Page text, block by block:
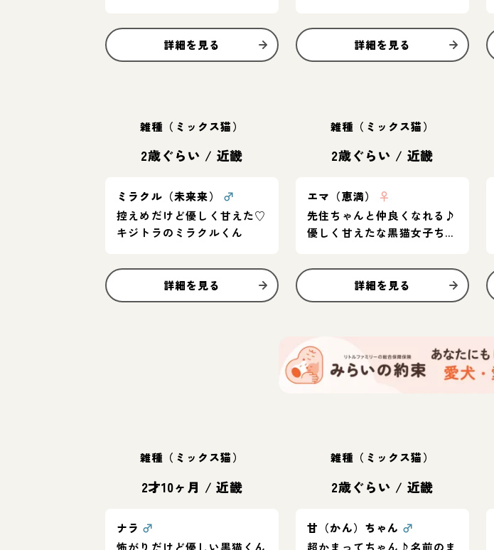
詳細を見る 詳細を見る
雑種（ミックス猫）
2歳ぐらい / 近畿
ミラクル（未来来）
♂
控えめだけど優しく甘えた♡
キジトラのミラクルくん
詳細を見る
雑種（ミックス猫）
2歳ぐらい / 近畿
エマ（恵満）
♀
先住ちゃんと仲良くなれる♪
優しく甘えたな黒猫女子ちゃ
詳細を見る
雑種（ミックス猫）
2才10ヶ月 /近畿
ナラ ♂
怖がりだけど優しい黒猫くん
雑種（ミックス猫）
2歳ぐらい / 近畿
甘（かん）ちゃん ♂
超かまってちゃん♪名前のま